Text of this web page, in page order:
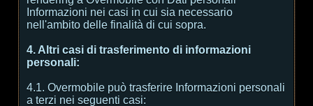
Informazioni nei casi in cui sia necessario
nell'ambito delle finalità di cui sopra.
4. Altri casi di trasferimento di informazioni
personali:
4.1. Overmobile può trasferire Informazioni personali
a terzi nei seguenti casi: